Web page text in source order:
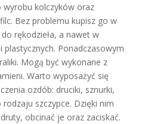
kolczyków oraz
Bez problemu kupisz go w
rękodzieła, a nawet w
plastycznych. Ponadczasowym
Mogą być wykonane z
Warto wyposażyć się
ozdób: druciki, sznurki,
szczypce. Dzięki nim
obcinać je oraz zaciskać.